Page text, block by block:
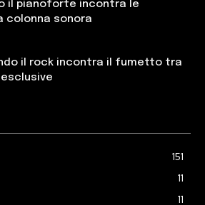
il pianoforte incontra le
colonna sonora
il rock incontra il fumetto tra
151
11
11